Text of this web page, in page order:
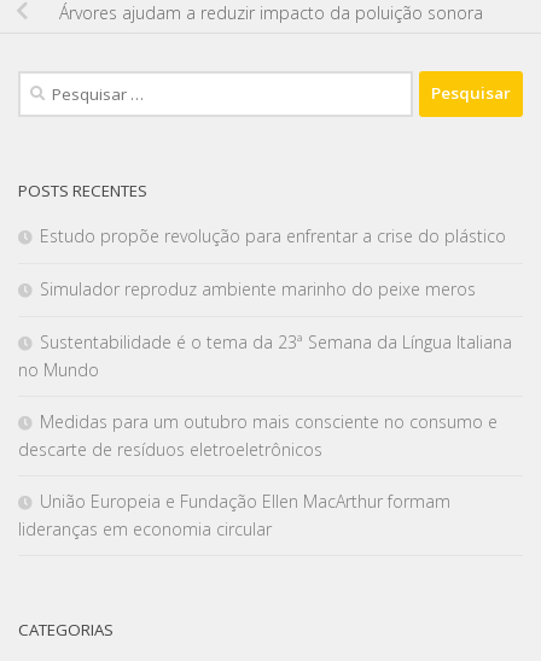
Árvores ajudam a reduzir impacto da poluição sonora
POSTS RECENTES
Estudo propõe revolução para enfrentar a crise do plástico
Simulador reproduz ambiente marinho do peixe meros
Sustentabilidade é o tema da 23ª Semana da Língua Italiana
no Mundo
Medidas para um outubro mais consciente no consumo e
descarte de resíduos eletroeletrônicos
União Europeia e Fundação Ellen MacArthur formam
lideranças em economia circular
CATEGORIAS